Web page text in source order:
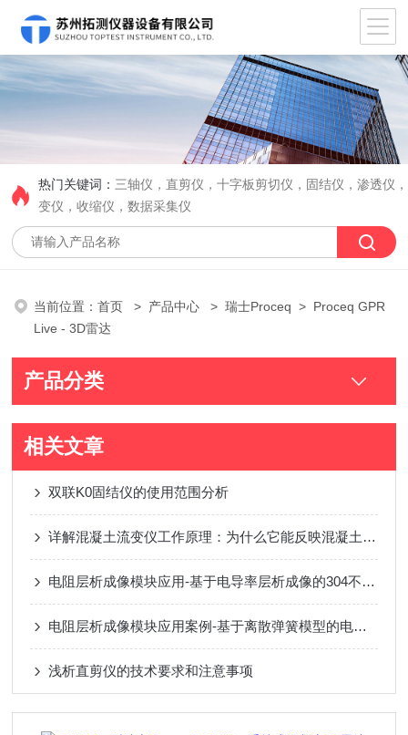
热门关键词： 三轴仪，直剪仪，十字板剪切仪，固结仪，渗透仪
变仪，收缩仪，数据采集仪
当前位置：首页 > 产品中心 >瑞士Proceq > Proceq GPR
Live - 3D雷达
产品分类
相关文章
双联K0固结仪的使用范围分析
详解混凝土流变仪工作原理：为什么它能反映混凝土性能？
电阻层析成像模块应用-基于电导率层析成像的304不锈钢熔覆层电导率检测研究
电阻层析成像模块应用案例-基于离散弹簧模型的电阻层析成像渗流及损伤检测
浅析直剪仪的技术要求和注意事项